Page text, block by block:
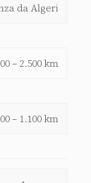
·
da Algeri
– 2.500 km
– 1.100 km